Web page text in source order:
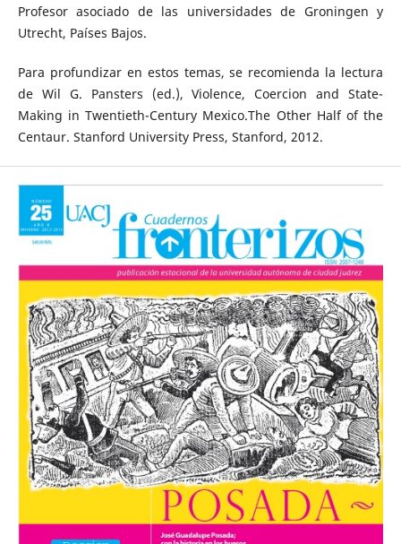
Profesor asociado de las universidades de Groningen y
Utrecht, Países Bajos.
Para profundizar en estos temas, se recomienda la lectura
de Wil G. Pansters (ed.), Violence, Coercion and State-
Making in Twentieth-Century Mexico.The Other Half of the
Centaur. Stanford University Press, Stanford, 2012.